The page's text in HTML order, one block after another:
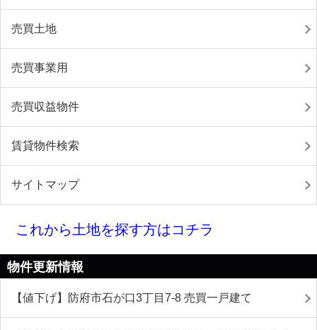
売買土地
売買事業用
売買収益物件
賃貸物件検索
サイトマップ
これから土地を探す方はコチラ
物件更新情報
【値下げ】防府市石が口3丁目7-8 売買一戸建て